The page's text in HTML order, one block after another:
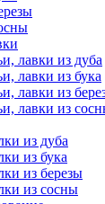
лавки из дуба
лавки из бука
лавки из
лавки из
из дуба
из бука
из березы
из сосны